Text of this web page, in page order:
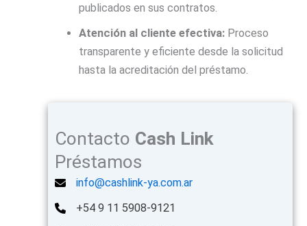
publicados en sus contratos.
Atención al cliente efectiva: Proceso
transparente y eficiente desde la solicitud
hasta la acreditación del préstamo.
Contacto Cash Link
Préstamos
info@cashlink-ya.com.ar
+54 9 11 5908-9121